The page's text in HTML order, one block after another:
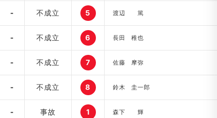
- 不成立 5 渡辺 篤
- 不成立 6 長田 稚也
- 不成立 7 佐藤 摩弥
- 不成立 8 鈴木 圭一郎
- 事故 1 森下 輝